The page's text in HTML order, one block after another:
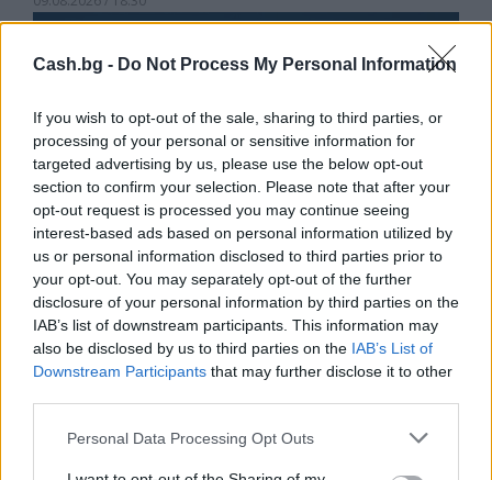
Cash.bg - Do Not Process My Personal Information
If you wish to opt-out of the sale, sharing to third parties, or
processing of your personal or sensitive information for
targeted advertising by us, please use the below opt-out
section to confirm your selection. Please note that after your
opt-out request is processed you may continue seeing
interest-based ads based on personal information utilized by
us or personal information disclosed to third parties prior to
your opt-out. You may separately opt-out of the further
disclosure of your personal information by third parties on the
IAB’s list of downstream participants. This information may
also be disclosed by us to third parties on the IAB’s List of
Downstream Participants that may further disclose it to other
Personal Data Processing Opt Outs
Потребителят има право сам да
избере кои плажни принадлежности да